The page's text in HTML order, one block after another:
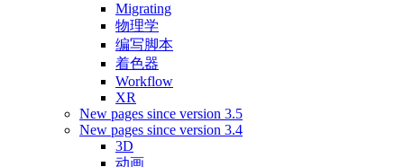
Migrating
物理学
编写脚本
着色器
Workflow
XR
New pages since version 3.5
New pages since version 3.4
3D
动画